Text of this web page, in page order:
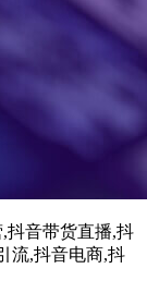
抖音带货直播,抖
流,抖音电商,抖